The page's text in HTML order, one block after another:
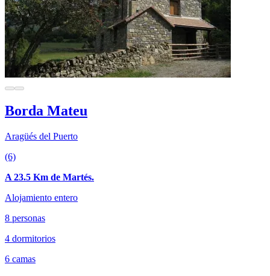
Borda Mateu
Aragüés del Puerto
(6)
A 23.5 Km de Martés.
Alojamiento entero
8 personas
4 dormitorios
6 camas